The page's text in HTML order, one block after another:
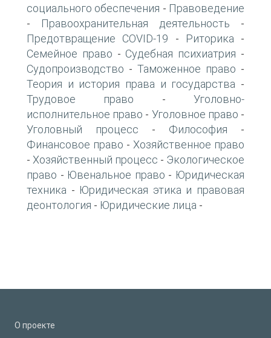
социального обеспечения - Правоведение
- Правоохранительная деятельность -
Предотвращение COVID-19 - Риторика -
Семейное право - Судебная психиатрия -
Судопроизводство - Таможенное право -
Теория и история права и государства -
Трудовое право -Уголовно-
исполнительное право - Уголовное право -
Уголовный процесс - Философия -
Финансовое право - Хозяйственное право
- Хозяйственный процесс - Экологическое
право - Ювенальное право - Юридическая
техника - Юридическая этика и правовая
деонтология - Юридические лица -
О проекте